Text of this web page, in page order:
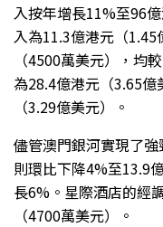
入按年增長11%至96
入為11.3億港元（
（4500萬美元），均
為28.4億港元（3.65
（3.29億美元）。
儘管澳門銀河實現了
則環比下降4%至13.9
長6%。星際酒店的經
（4700萬美元）。